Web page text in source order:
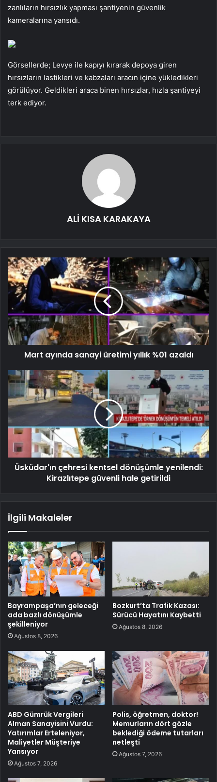
zanlıların hırsızlık yapması şantiyenin güvenlik
kameralarına yansıdı.
Görsellerde; Levye ile kapıyı kırarak depoya giren
hırsızların lastikleri ve kabzaları aracın içine yükledikleri
görülüyor. Geldikleri araca binen hırsızlar, hızla şantiyeyi
terk ediyor.
ALİ KISA KARAKAYA
Mart ayında sanayi üretimi yıllık %01 azaldı
Üsküdar'ın çehresi kentsel dönüşümle yenilendi:
Kirazlıtepe güvenli hale getirildi
İlgili Makaleler
Bayrampaşa’nın geleceği
ada bazlı dönüşümle
şekilleniyor
Ağustos 8, 2026
Bozkurt’ta Trafik Kazası:
Sürücü Hayatını Kaybetti
Ağustos 8, 2026
ABD Gümrük Vergileri
Alman Sanayisini Vurdu:
Yatırımlar Erteleniyor,
Maliyetler Müşteriye
Yansıyor
Ağustos 7, 2026
Polis, öğretmen, doktor!
Memurların dört gözle
beklediği ödeme tutarları
netleşti
Ağustos 7, 2026